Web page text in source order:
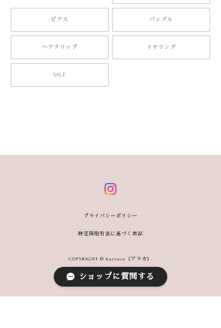
ピアス バングル
ヘアクリップ イヤリング
SALE
プライバシーポリシー
特定商取引法に基づく表記
COPYRIGHT © harraca（アラカ）
ショップに質問する